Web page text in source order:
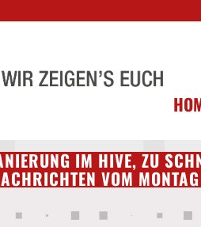
IM HIVE, ZU
VOM MONTAG